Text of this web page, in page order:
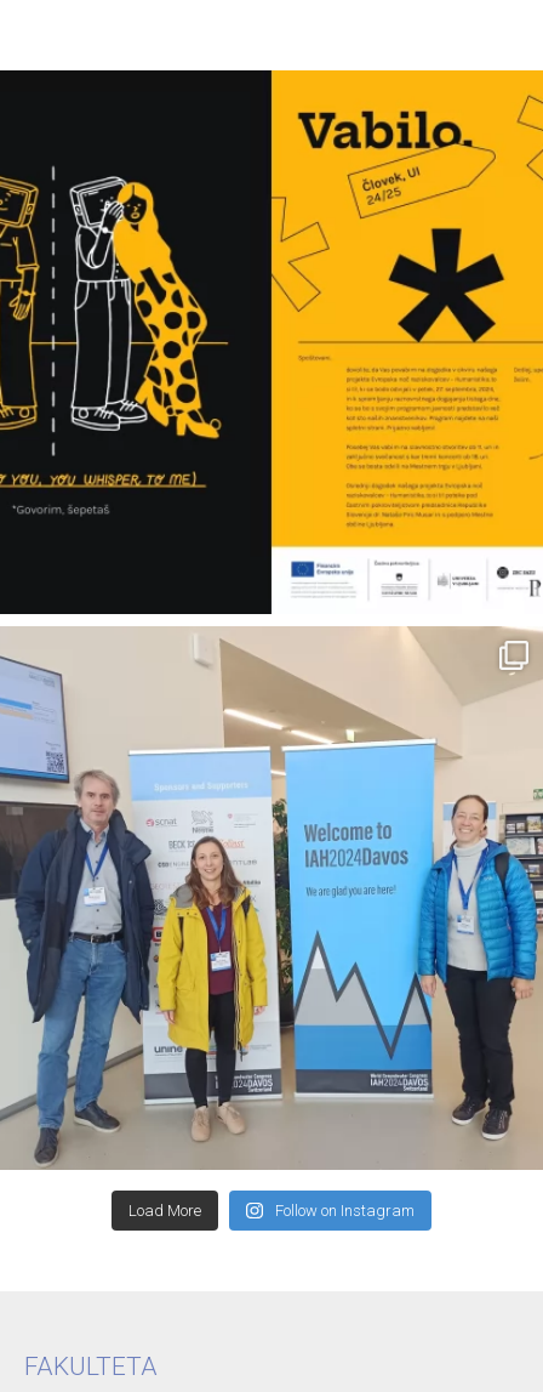
Load More Follow on Instagram
FAKULTETA